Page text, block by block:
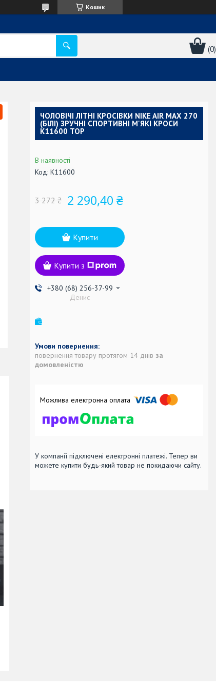
Кошик
ЧОЛОВІЧІ ЛІТНІ КРОСІВКИ NIKE AIR MAX 270
(БІЛІ) ЗРУЧНІ СПОРТИВНІ М'ЯКІ КРОСИ
К11600 TOP
В наявності
Код: К11600
3 272 ₴ 2 290,40 ₴
Купити
Купити з
+380 (68) 256-37-99
Денис
повернення товару протягом 14 днів за
домовленістю
У компанії підключені електронні платежі. Тепер ви
можете купити будь-який товар не покидаючи сайту.